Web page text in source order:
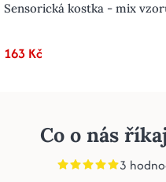
Sensorická kostka - mix
163 Kč
Co o nás
3